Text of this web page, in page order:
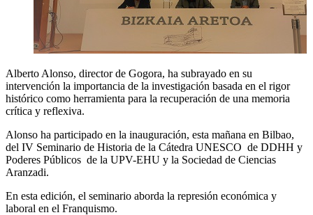
Alberto Alonso, director de Gogora, ha subrayado en su
intervención la importancia de la investigación basada en el rigor
histórico como herramienta para la recuperación de una memoria
crítica y reflexiva.
Alonso ha participado en la inauguración, esta mañana en Bilbao,
del IV Seminario de Historia de la Cátedra UNESCO de DDHH y
Poderes Públicos de la UPV-EHU y la Sociedad de Ciencias
Aranzadi.
En esta edición, el seminario aborda la represión económica y
laboral en el Franquismo.